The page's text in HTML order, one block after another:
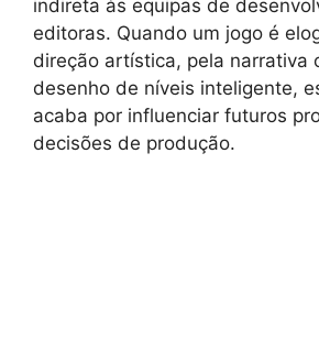
indireta às equipas de
editoras. Quando um jogo é
direção artística, pela narrativa
desenho de níveis inteligente,
acaba por influenciar futuros
decisões de produção.